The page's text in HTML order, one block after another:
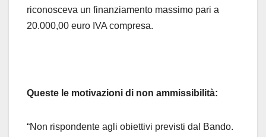
riconosceva un finanziamento massimo pari a
20.000,00 euro IVA compresa.
Queste le motivazioni di non ammissibilità:
“Non rispondente agli obiettivi previsti dal Bando.